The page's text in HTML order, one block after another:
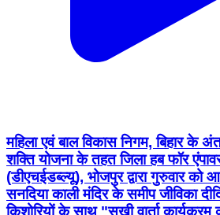
महिला एवं बाल विकास निगम, बिहार के
शक्ति योजना के तहत जिला हब फॉर
(डीएचईडब्ल्यू), भोजपुर द्वारा गुरुवार
सनदिया काली मंदिर के समीप जीविका
किशोरियों के साथ "सखी वार्ता कार्यक्रम